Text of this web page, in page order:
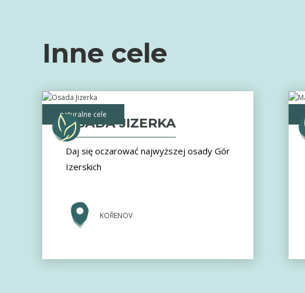
Inne cele
naturalne cele
OSADA JIZERKA
Daj się oczarować najwyższej osady Gór
Izerskich
KOŘENOV